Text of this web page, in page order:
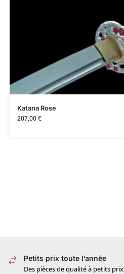
Katana Rose
207,00€
Petits prix toute l’année
Des pièces de qualité à petits prix